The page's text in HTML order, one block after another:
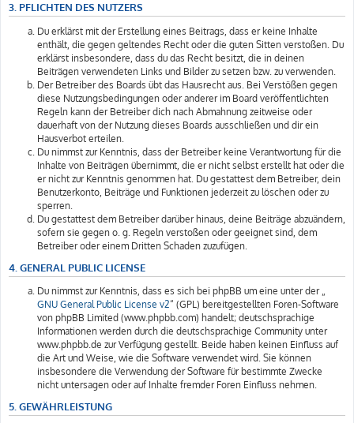
3. PFLICHTEN DES NUTZERS
Du erklärst mit der Erstellung eines Beitrags, dass er keine Inhalte
enthält, die gegen geltendes Recht oder die guten Sitten verstoßen. Du
erklärst insbesondere, dass du das Recht besitzt, die in deinen
Beiträgen verwendeten Links und Bilder zu setzen bzw. zu verwenden.
Der Betreiber des Boards übt das Hausrecht aus. Bei Verstößen gegen
diese Nutzungsbedingungen oder anderer im Board veröffentlichten
Regeln kann der Betreiber dich nach Abmahnung zeitweise oder
dauerhaft von der Nutzung dieses Boards ausschließen und dir ein
Hausverbot erteilen.
Du nimmst zur Kenntnis, dass der Betreiber keine Verantwortung für die
Inhalte von Beiträgen übernimmt, die er nicht selbst erstellt hat oder die
er nicht zur Kenntnis genommen hat. Du gestattest dem Betreiber, dein
Benutzerkonto, Beiträge und Funktionen jederzeit zu löschen oder zu
sperren.
Du gestattest dem Betreiber darüber hinaus, deine Beiträge abzuändern,
sofern sie gegen o. g. Regeln verstoßen oder geeignet sind, dem
Betreiber oder einem Dritten Schaden zuzufügen.
4. GENERAL PUBLIC LICENSE
Du nimmst zur Kenntnis, dass es sich bei phpBB um eine unter der „
GNU General Public License v2“ (GPL) bereitgestellten Foren-Software
von phpBB Limited (www.phpbb.com) handelt; deutschsprachige
Informationen werden durch die deutschsprachige Community unter
www.phpbb.de zur Verfügung gestellt. Beide haben keinen Einfluss auf
die Art und Weise, wie die Software verwendet wird. Sie können
insbesondere die Verwendung der Software für bestimmte Zwecke
nicht untersagen oder auf Inhalte fremder Foren Einfluss nehmen.
5. GEWÄHRLEISTUNG